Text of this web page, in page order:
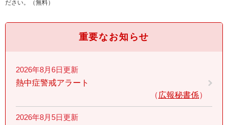
ださい。（無料）
重要なお知らせ
2026年8月6日更新
熱中症警戒アラート
広報秘書係
2026年8月5日更新